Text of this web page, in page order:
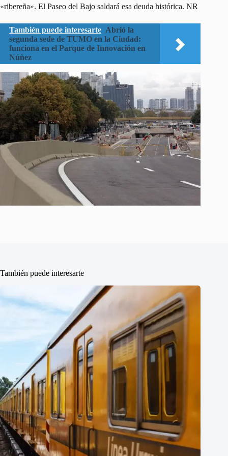
«ribereña». El Paseo del Bajo saldará esa deuda histórica. NR
También puede interesarte Abrió la
segunda sede de TUMO en la Ciudad:
funciona en el Parque de Innovación en
Núñez
También puede interesarte